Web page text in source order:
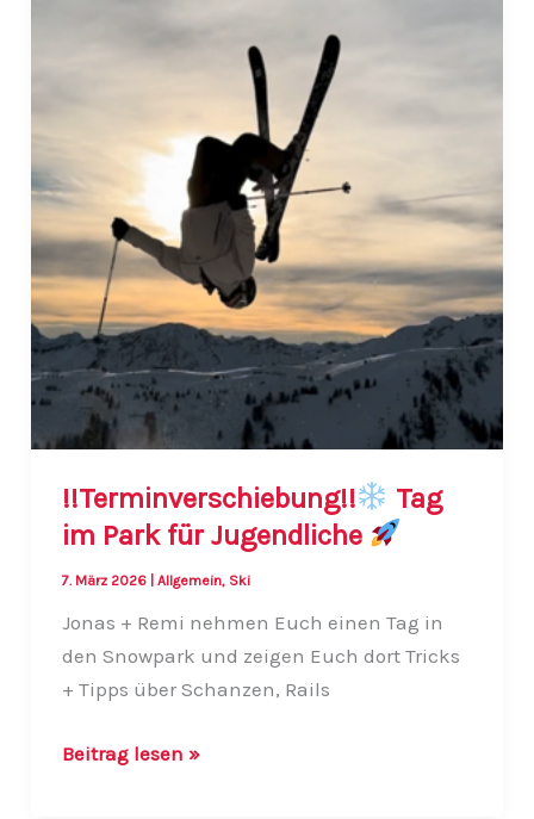
!!Terminverschiebung!!
Tag
im Park für Jugendliche
7. März 2026 Allgemein, Ski
Jonas + Remi nehmen Euch einen Tag in
den Snowpark und zeigen Euch dort Tricks
+ Tipps über Schanzen, Rails
!!Terminverschiebung!!
Beitrag lesen »